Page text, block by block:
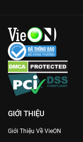
GIỚI THIỆU
Giới Thiệu Về VieON